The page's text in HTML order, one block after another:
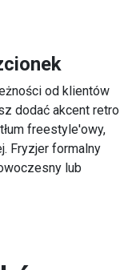
od klientów
dodać akcent retro
freestyle'owy,
Fryzjer formalny
lub